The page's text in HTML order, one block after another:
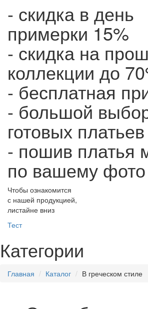
- скидка в день
примерки 15%
- скидка на
коллекции до
- бесплатная
- большой
готовых платьев
- пошив платья
по вашему фото
Чтобы ознакомится
с нашей продукцией,
листайне вниз
Тест
Категории
Главная Каталог В греческом стиле